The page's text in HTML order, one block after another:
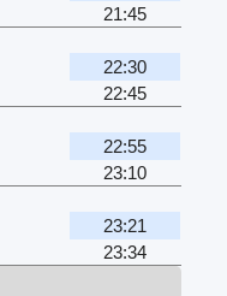
21:45
22:30
22:45
22:55
23:10
23:21
23:34